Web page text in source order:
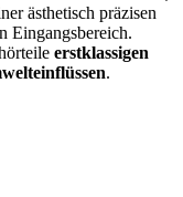
ästhetisch präzisen
Eingangsbereich.
erstklassigen
.